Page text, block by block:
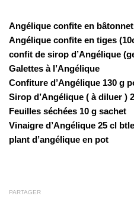
Angélique confite en
Angélique confite en tiges
confit de sirop d’Angélique
Galettes à l’Angélique
Confiture d’Angélique 130 g
Sirop d’Angélique ( à diluer )
Feuilles séchées 10 g sachet
Vinaigre d’Angélique 25 cl
plant d’angélique en pot
PARTAGER